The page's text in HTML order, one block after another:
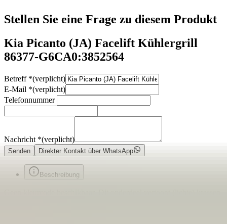
Stellen Sie eine Frage zu diesem Produkt
Kia Picanto (JA) Facelift Kühlergrill
86377-G6CA0:3852564
Betreff *(verplicht)
E-Mail *(verplicht)
Telefonnummer
Nachricht *(verplicht)
Senden Direkter Kontakt über WhatsApp
Beschreibung